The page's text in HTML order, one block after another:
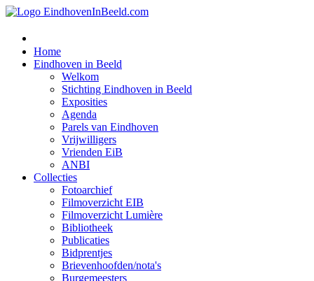
Home
Eindhoven in Beeld
Welkom
Stichting Eindhoven in Beeld
Exposities
Agenda
Parels van Eindhoven
Vrijwilligers
Vrienden EiB
ANBI
Collecties
Fotoarchief
Filmoverzicht EIB
Filmoverzicht Lumière
Bibliotheek
Publicaties
Bidprentjes
Brievenhoofden/nota's
Burgemeesters